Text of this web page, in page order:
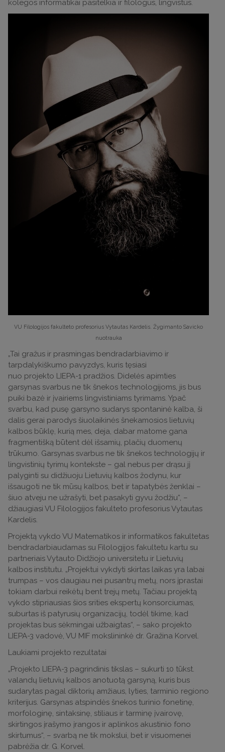
kolegos informatikai pasitelkia ir filologus, lingvistus.
VU Filologijos fakulteto profesorius Vytautas Kardelis. Žygimanto Savicko
nuotrauka
„Tai gražus ir prasmingas bendradarbiavimo ir
tarpdalykiškumo pavyzdys, kuris tęsiasi
nuo projekto LIEPA-1 pradžios. Didelės apimties
garsynas svarbus ne tik šnekos technologijoms, jis bus
puiki bazė ir įvairiems lingvistiniams tyrimams. Ypač
svarbu, kad pusę garsyno sudarys spontaninė kalba, ši
dalis gerai parodys šiuolaikinės šnekamosios lietuvių
kalbos būklę, kurią mes, deja, dabar matome gana
fragmentišką būtent dėl išsamių, plačių duomenų
trūkumo. Garsynas svarbus ne tik šnekos technologijų ir
lingvistinių tyrimų kontekste – gal nebus per drąsu jį
palyginti su didžiuoju Lietuvių kalbos žodynu, kur
išsaugoti ne tik mūsų kalbos, bet ir tapatybės ženklai –
šiuo atveju ne užrašyti, bet pasakyti gyvu žodžiu“, –
džiaugiasi VU Filologijos fakulteto profesorius Vytautas
Kardelis.
Projektą vykdo VU Matematikos ir informatikos fakultetas
bendradarbiaudamas su Filologijos fakultetu kartu su
partneriais Vytauto Didžiojo universitetu ir Lietuvių
kalbos institutu. „Projektui vykdyti skirtas laikas yra labai
trumpas – vos daugiau nei pusantrų metų, nors įprastai
tokiam darbui reikėtų bent trejų metų. Tačiau projektą
vykdo stipriausias šios srities ekspertų konsorciumas,
suburtas iš patyrusių organizacijų, todėl tikime, kad
projektas bus sėkmingai užbaigtas“, – sako projekto
LIEPA-3 vadovė, VU MIF mokslininkė dr. Gražina Korvel.
Laukiami projekto rezultatai
„Projekto LIEPA-3 pagrindinis tikslas – sukurti 10 tūkst.
valandų lietuvių kalbos anotuotą garsyną, kuris bus
sudarytas pagal diktorių amžiaus, lyties, tarminio regiono
kriterijus. Garsynas atspindės šnekos turinio fonetinę,
morfologinę, sintaksinę, stiliaus ir tarminę įvairovę,
skirtingos įrašymo įrangos ir aplinkos akustinio fono
skirtumus“, – svarbą ne tik mokslui, bet ir visuomenei
pabrėžia dr. G. Korvel.